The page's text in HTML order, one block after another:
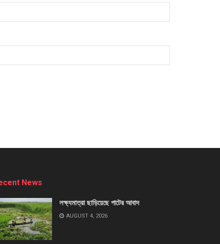
News
লক্ষ্যমাত্রা ছাড়িয়েছে পাটের আবাদ
AUGUST 4, 2026